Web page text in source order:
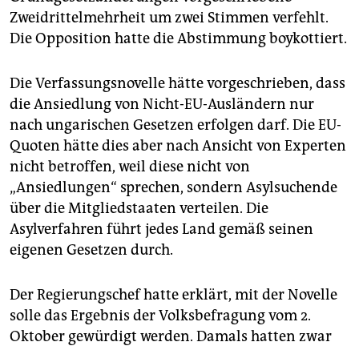
Zweidrittelmehrheit um zwei Stimmen verfehlt.
Die Opposition hatte die Abstimmung boykottiert.
Die Verfassungsnovelle hätte vorgeschrieben, dass
die Ansiedlung von Nicht-EU-Ausländern nur
nach ungarischen Gesetzen erfolgen darf. Die EU-
Quoten hätte dies aber nach Ansicht von Experten
nicht betroffen, weil diese nicht von
„Ansiedlungen“ sprechen, sondern Asylsuchende
über die Mitgliedstaaten verteilen. Die
Asylverfahren führt jedes Land gemäß seinen
eigenen Gesetzen durch.
Der Regierungschef hatte erklärt, mit der Novelle
solle das Ergebnis der Volksbefragung vom 2.
Oktober gewürdigt werden. Damals hatten zwar